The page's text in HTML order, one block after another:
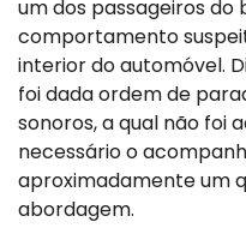
um dos passageiros
comportamento
interior do automóvel.
foi dada ordem de
sonoros, a qual não foi
necessário o
aproximadamente um
abordagem.